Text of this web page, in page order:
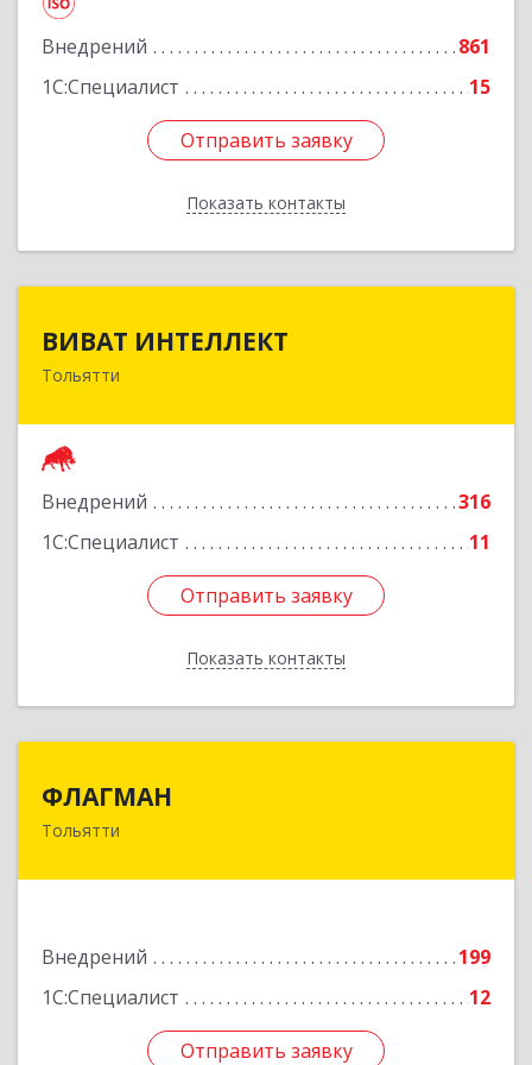
Внедрений
861
1С:Специалист
15
Отправить заявку
Показать контакты
Подробнее
Отправить заявку
Назад
ВИВАТ ИНТЕЛЛЕКТ
Тольятти
Внедрений
316
1С:Специалист
11
Отправить заявку
Показать контакты
445040, Самарская обл, Тольятти г, 40 лет
Отправить заявку
Назад
ФЛАГМАН
Тольятти
Внедрений
199
1С:Специалист
12
Отправить заявку
445030, Самарская обл, Тольятти г, Тополиная
Отправить заявку